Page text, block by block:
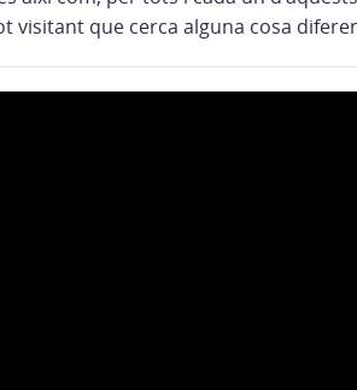
visitant que cerca alguna cosa